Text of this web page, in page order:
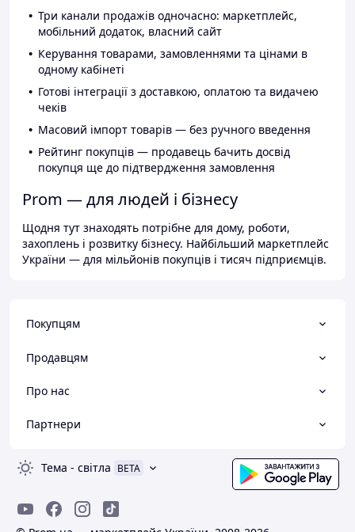
Три канали продажів одночасно: маркетплейс,
мобільний додаток, власний сайт
Керування товарами, замовленнями та цінами в
одному кабінеті
Готові інтеграції з доставкою, оплатою та видачею
чеків
Масовий імпорт товарів — без ручного введення
Рейтинг покупців — продавець бачить досвід
покупця ще до підтвердження замовлення
Prom — для людей і бізнесу
Щодня тут знаходять потрібне для дому, роботи,
захоплень і розвитку бізнесу. Найбільший маркетплейс
України — для мільйонів покупців і тисяч підприємців.
Покупцям
Продавцям
Про нас
Партнери
Тема - світла BETA